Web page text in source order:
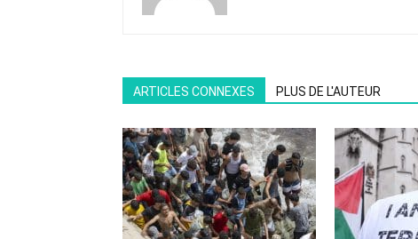
ARTICLES CONNEXES PLUS DE L'AUTEUR